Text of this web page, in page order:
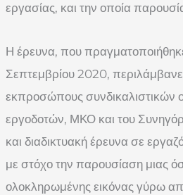
εργασίας, και την οποία
Η έρευνα, που
Σεπτεμβρίου 2020, περιλάμβανε
εκπροσώπους
εργοδοτών, ΜΚΟ και του
και διαδικτυακή έρευνα σε
με στόχο την παρουσίαση μιας
ολοκληρωμένης εικόνας γύρω